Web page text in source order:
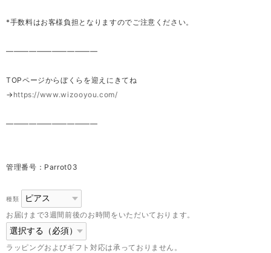
*手数料はお客様負担となりますのでご注意ください。
————————————
TOPページからぼくらを迎えにきてね
→ https://www.wizooyou.com/
————————————
管理番号：Parrot03
種類
お届けまで3週間前後のお時間をいただいております。
ラッピングおよびギフト対応は承っておりません。